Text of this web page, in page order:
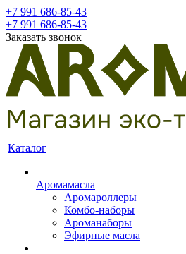
+7 991 686-85-43
+7 991 686-85-43
Заказать звонок
Каталог
Аромамасла
Аромароллеры
Комбо-наборы
Ароманаборы
Эфирные масла